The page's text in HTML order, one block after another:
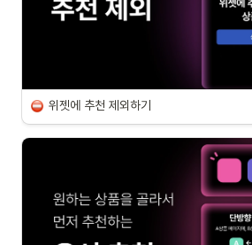
위젯에 추천 제외하기